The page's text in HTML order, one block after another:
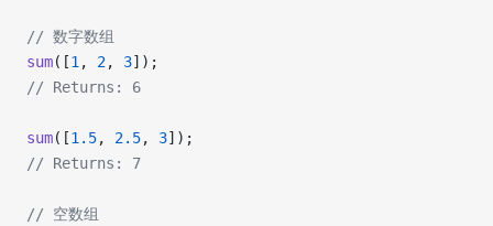
// 数字数组
sum([1 , 2, 3]);
// Returns: 6
sum([1.5, 2.5, 3]);
// Returns: 7
// 空数组